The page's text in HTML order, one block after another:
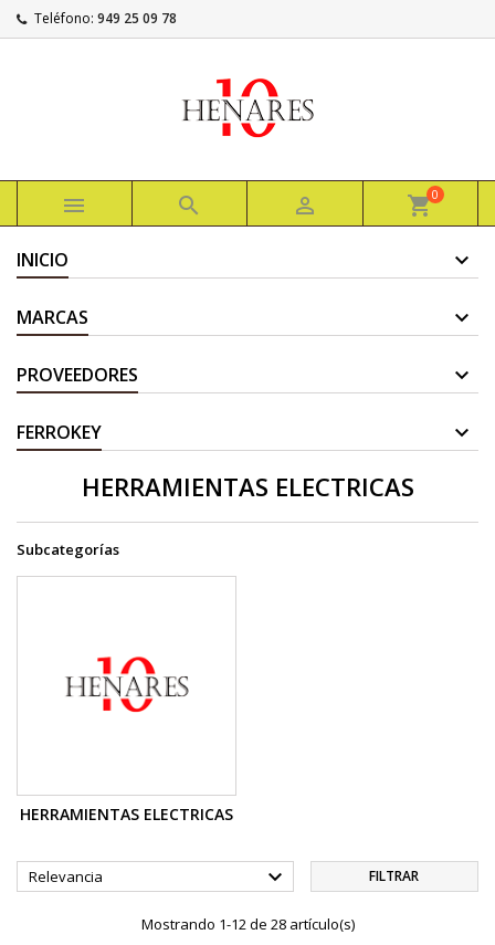
Teléfono: 949 25 09 78
   shopping_cart0
INICIO
MARCAS
PROVEEDORES
FERROKEY
HERRAMIENTAS ELECTRICAS
Subcategorías
HERRAMIENTAS ELECTRICAS
Relevancia  FILTRAR
Mostrando 1-12 de 28 artículo(s)